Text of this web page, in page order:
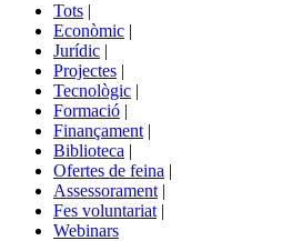
portals
Tots |
Econòmic |
Jurídic |
Projectes |
Tecnològic |
Formació |
Finançament |
Biblioteca |
Ofertes de feina |
Assessorament |
Fes voluntariat |
Webinars